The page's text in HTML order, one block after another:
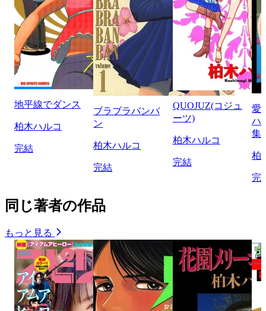
地平線でダンス
柏木ハルコ
完結
ブラブラバンバ
ン
柏木ハルコ
完結
QUOJUZ(コジュ
ーツ)
柏木ハルコ
完結
愛
ハ
集
柏
完
同じ著者の作品
もっと見る